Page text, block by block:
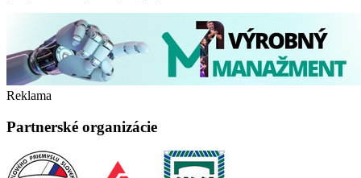
Reklama
Partnerské organizácie